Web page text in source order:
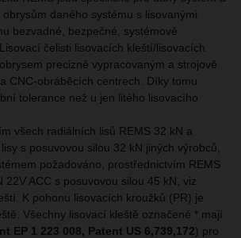
daného systému s lisovanými
bezvadné, bezpečné, systémově
čelisti lisovacích kleští/lisovacích
precizně vypracovaným a strojově
CNC-obráběcích centrech. Díky tomu
tolerance než u jen litého lisovacího
všech radiálních lisů REMS 32 kN a
s posuvovou silou 32 kN jiných výrobců,
požadováno, prostřednictvím REMS
22V ACC s posuvovou silou 45 kN, viz
K pohonu lisovacích kroužků (PR) je
Všechny lisovací kleště označené * mají
EP 1 223 008, Patent US 6,739,172) pro